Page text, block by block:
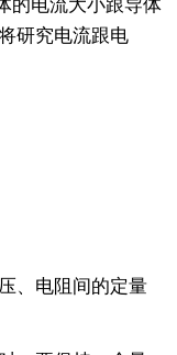
的电流大小跟导体
研究电流跟电
、电阻间的定量